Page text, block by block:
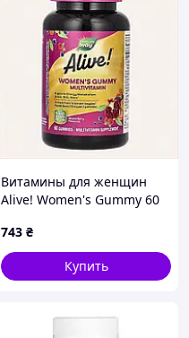
Витамины для женщин
Alive! Women's Gummy 60
E8M963386
743 ₴
Купить